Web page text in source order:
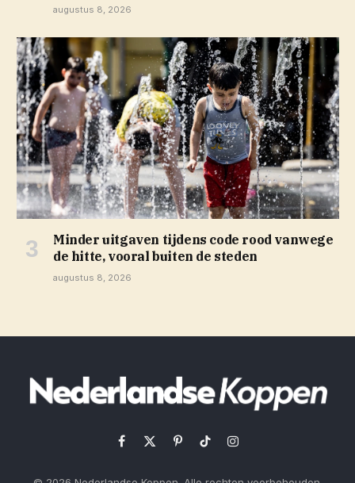
augustus 8, 2026
Minder uitgaven tijdens code rood vanwege
de hitte, vooral buiten de steden
augustus 8, 2026
Facebook
X
PinterestTikTokInstagram